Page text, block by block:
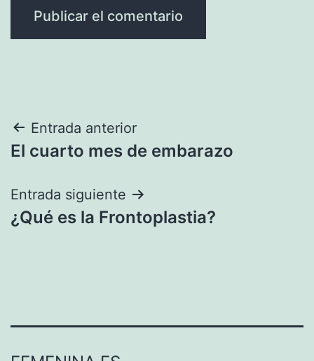
Navegación
de
entradas
Entrada anterior
El cuarto mes de embarazo
Entrada siguiente
¿Qué es la Frontoplastia?